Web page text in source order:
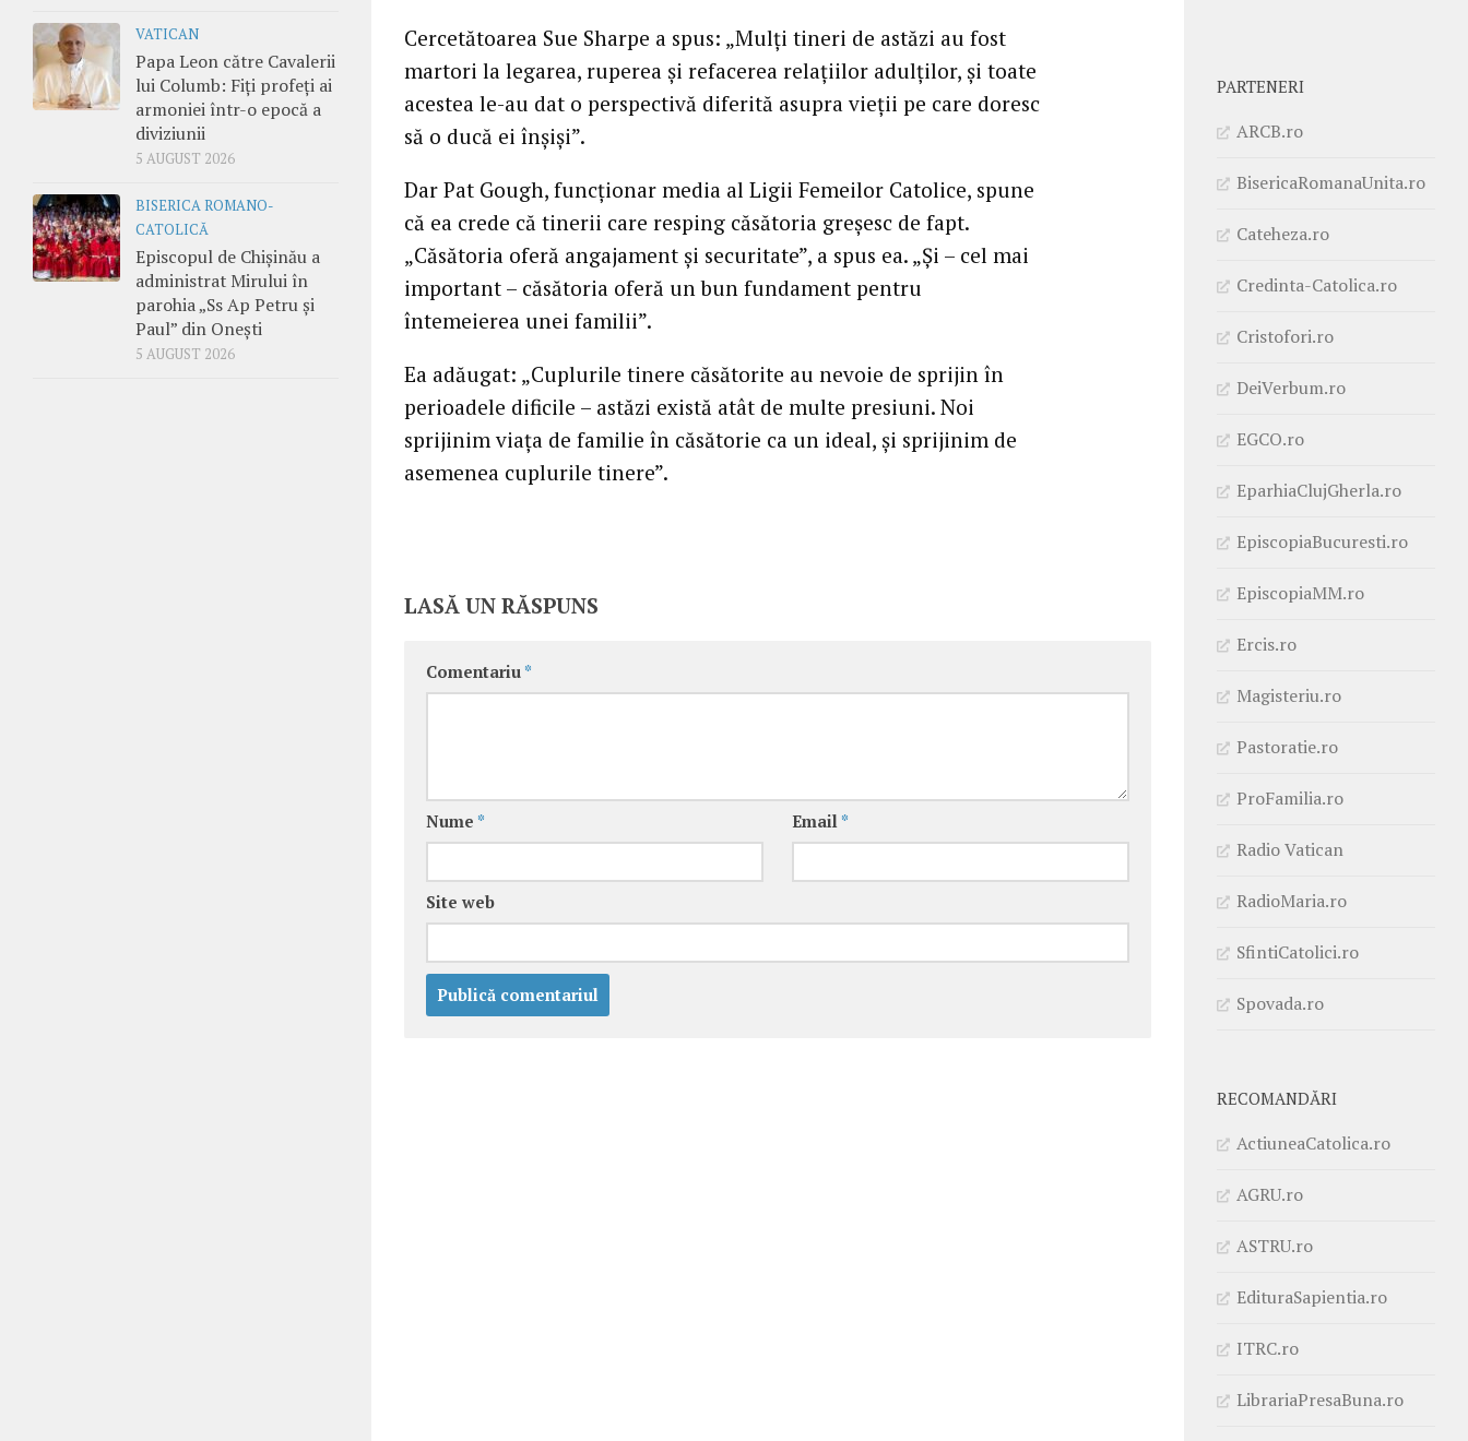
Cercetătoarea Sue Sharpe a spus: „Mulţi tineri de astăzi au fost
martori la legarea, ruperea şi refacerea relaţiilor adulţilor, şi toate
acestea le-au dat o perspectivă diferită asupra vieţii pe care doresc
să o ducă ei înşişi”.
Dar Pat Gough, funcţionar media al Ligii Femeilor Catolice, spune
că ea crede că tinerii care resping căsătoria greşesc de fapt.
„Căsătoria oferă angajament şi securitate”, a spus ea. „Şi – cel mai
important – căsătoria oferă un bun fundament pentru
întemeierea unei familii”.
Ea adăugat: „Cuplurile tinere căsătorite au nevoie de sprijin în
perioadele dificile – astăzi există atât de multe presiuni. Noi
sprijinim viaţa de familie în căsătorie ca un ideal, şi sprijinim de
asemenea cuplurile tinere”.
LASĂ UN RĂSPUNS
Comentariu *
Nume * Email *
Site web
VATICAN
Papa Leon către Cavalerii
lui Columb: Fiți profeți ai
armoniei într-o epocă a
diviziunii
5 AUGUST 2026
BISERICA ROMANO-
CATOLICĂ
Episcopul de Chișinău a
administrat Mirului în
parohia „Ss Ap Petru și
Paul” din Onești
5 AUGUST 2026
PARTENERI
ARCB.ro
BisericaRomanaUnita.ro
Cateheza.ro
Credinta-Catolica.ro
Cristofori.ro
DeiVerbum.ro
EGCO.ro
EparhiaClujGherla.ro
EpiscopiaBucuresti.ro
EpiscopiaMM.ro
Ercis.ro
Magisteriu.ro
Pastoratie.ro
ProFamilia.ro
Radio Vatican
RadioMaria.ro
SfintiCatolici.ro
Spovada.ro
RECOMANDĂRI
ActiuneaCatolica.ro
AGRU.ro
ASTRU.ro
EdituraSapientia.ro
ITRC.ro
LibrariaPresaBuna.ro